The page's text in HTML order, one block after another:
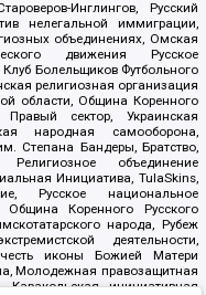
Инглингов, Русский
нелегальной иммиграции,
объединениях, Омская
движения Русское
Болельщиков Футбольного
религиозная организация
области, Община Коренного
сектор, Украинская
народная самооборона,
Степана Бандеры, Братство,
объединение
Инициатива, TulaSkins,
Русское национальное
Коренного Русского
народа, Рубеж
деятельности,
иконы Божией Матери
Молодежная правозащитная
инициативная